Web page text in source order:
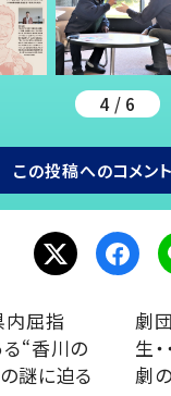
4 / 6
この投稿へのコメン
屈指
“香川の
謎に迫る
劇
生
劇